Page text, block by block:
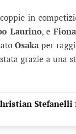
in
Laurino, e
Osakaper
grazie a una
Stefanelli